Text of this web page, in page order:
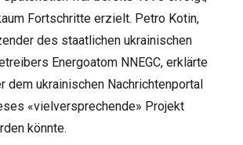
Fortschritte erzielt. Petro Kotin,
des staatlichen ukrainischen
Energoatom NNEGC, erklärte
dem ukrainischen Nachrichtenportal
«vielversprechende» Projekt
könnte.